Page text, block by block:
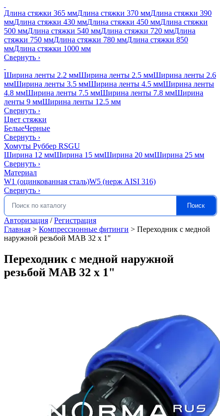
Длина стяжки 365 ммДлина стяжки 370 ммДлина стяжки 390
ммДлина стяжки 430 ммДлина стяжки 450 ммДлина стяжки
500 ммДлина стяжки 540 ммДлина стяжки 720 ммДлина
стяжки 750 ммДлина стяжки 780 ммДлина стяжки 850
ммДлина стяжки 1000 мм
Свернуть ›
Ширина ленты 2.2 ммШирина ленты 2.5 ммШирина ленты 2.6
ммШирина ленты 3.5 ммШирина ленты 4.5 ммШирина ленты
4.8 ммШирина ленты 7.5 ммШирина ленты 7.8 ммШирина
ленты 9 ммШирина ленты 12.5 мм
Свернуть ›
Цвет стяжки
БелыеЧерные
Свернуть ›
Хомуты Руббер RSGU
Ширина 12 ммШирина 15 ммШирина 20 ммШирина 25 мм
Свернуть ›
Материал
W1 (оцинкованная сталь)W5 (нерж AISI 316)
Свернуть ›
Искать: Поиск
Авторизация /Регистрация
Главная > Компрессионные фитинги > Переходник с медной
наружной резьбой MAB 32 x 1″
Переходник с медной наружной
резьбой MAB 32 x 1"